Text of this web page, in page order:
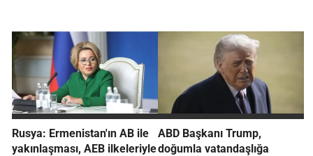
Rusya: Ermenistan'ın AB ile
yakınlaşması, AEB ilkeleriyle
ABD Başkanı Trump,
doğumla vatandaşlığa